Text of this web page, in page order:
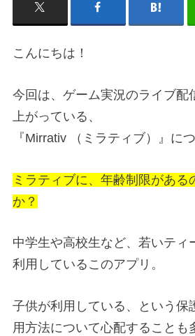
こんにちは！
今回は、ゲーム実況のライブ配
上がっている、
『Mirrativ （ミラティブ）』に
ミラティブに、年齢制限がある
か？
中学生や高校生など、若いティ
利用しているこのアプリ。
子供が利用している、という保
用方法について心配することも